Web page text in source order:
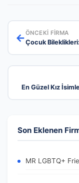
←ÖNCEKI FIRMA
Çocuk Bileklikleri:
En Güzel Kız
Son Eklenen
MR LGBTQ+